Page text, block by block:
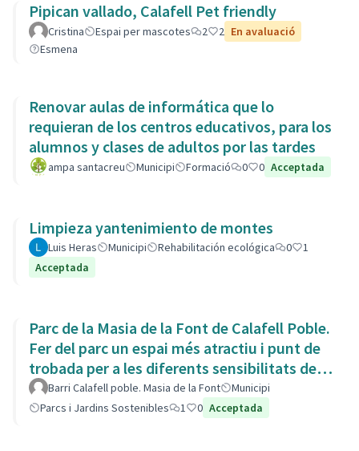
Pipican vallado, Calafell Pet friendly
Cristina Espai per mascotes 2 2 En avaluació
Esmena
Renovar aulas de informática que lo
requieran de los centros educativos, para los
alumnos y clases de adultos por las tardes
ampa santacreu Municipi Formació 0 0 Acceptada
Limpieza yantenimiento de montes
Luis Heras Municipi Rehabilitación ecológica 0
1
Acceptada
Parc de la Masia de la Font de Calafell Poble.
Fer del parc un espai més atractiu i punt de
trobada per a les diferents sensibilitats del
barri.Barri Calafell poble. Masia de la Font
Municipi
Parcs i Jardins Sostenibles
1 0 Acceptada